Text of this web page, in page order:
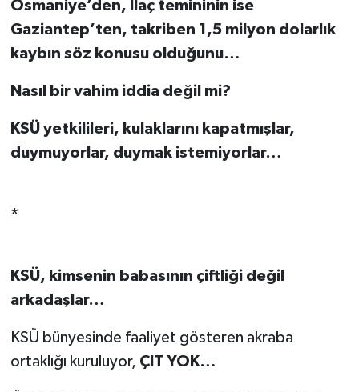
Osmaniye’den, İlaç temininin ise
Gaziantep’ten, takriben 1,5 milyon dolarlık
kaybın söz konusu olduğunu…
Nasıl bir vahim iddia değil mi?
KSÜ yetkilileri, kulaklarını kapatmışlar,
duymuyorlar, duymak istemiyorlar…
*
KSÜ, kimsenin babasının çiftliği değil
arkadaşlar…
KSÜ bünyesinde faaliyet gösteren akraba
ortaklığı kuruluyor, ÇIT YOK…